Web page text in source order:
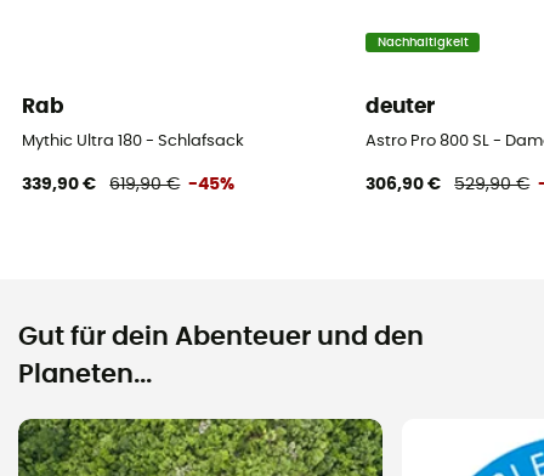
Rab
Mythic Ultra 180 - Schlafsack
339,90 € 619,90 € -45%
Nachhaltigkeit
deuter
Astro Pro 800 SL -
306,90 € 529,90 €
Gut für dein Abenteuer und den
Planeten...